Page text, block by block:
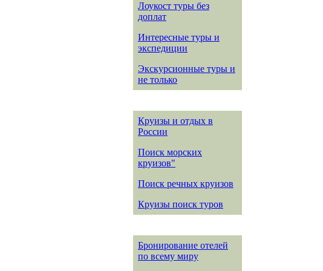
Лоукост туры без
доплат
Интересные туры и
экспедиции
Экскурсионные туры и
не только
Круизы и отдых в
России
Поиск морских
круизов"
Поиск речных круизов
Круизы поиск туров
Бронирование отелей
по всему миру